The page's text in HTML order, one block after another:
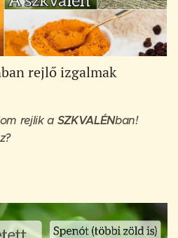
rejlő izgalmak
rejlik a SZKVALÉNban!